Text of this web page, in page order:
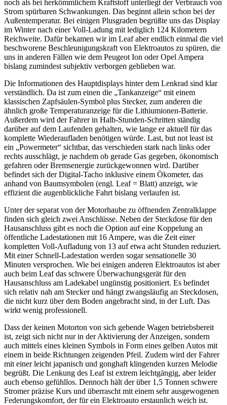
noch als bei herkömmlichem Kraftstoff unterliegt der Verbrauch von
Strom spürbaren Schwankungen. Das beginnt allein schon bei der
Außentemperatur. Bei einigen Plusgraden begrüßte uns das Display
im Winter nach einer Voll-Ladung mit lediglich 124 Kilometern
Reichweite. Dafür bekamen wir im Leaf aber endlich einmal die viel
beschworene Beschleunigungskraft von Elektroautos zu spüren, die
uns in anderen Fällen wie dem Peugeot Ion oder Opel Ampera
bislang zumindest subjektiv verborgen geblieben war.
Die Informationen des Hauptdisplays hinter dem Lenkrad sind klar
verständlich. Da ist zum einen die „Tankanzeige“ mit einem
klassischen Zapfsäulen-Symbol plus Stecker, zum anderen die
ähnlich große Temperaturanzeige für die Lithiumionen-Batterie.
Außerdem wird der Fahrer in Halb-Stunden-Schritten ständig
darüber auf dem Laufenden gehalten, wie lange er aktuell für das
komplette Wiederaufladen benötigen würde. Last, but not least ist
ein „Powermeter“ sichtbar, das verschieden stark nach links oder
rechts ausschlägt, je nachdem ob gerade Gas gegeben, ökonomisch
gefahren oder Bremsenergie zurückgewonnen wird. Darüber
befindet sich der Digital-Tacho inklusive einem Ökometer, das
anhand von Baumsymbolen (engl. Leaf = Blatt) anzeigt, wie
effizient die augenblickliche Fahrt bislang verlaufen ist.
Unter der separat von der Motorhaube zu öffnenden Zentralklappe
finden sich gleich zwei Anschlüsse. Neben der Steckdose für den
Hausanschluss gibt es noch die Option auf eine Koppelung an
öffentliche Ladestationen mit 16 Ampere, was die Zeit einer
kompletten Voll-Aufladung von 13 auf etwa acht Stunden reduziert.
Mit einer Schnell-Ladestation werden sogar sensationelle 30
Minuten versprochen. Wie bei einigen anderen Elektroautos ist aber
auch beim Leaf das schwere Überwachungsgerät für den
Hausanschluss am Ladekabel ungünstig positioniert. Es befindet
sich relativ nah am Stecker und hängt zwangsläufig an Steckdosen,
die nicht kurz über dem Boden angebracht sind, in der Luft. Das
wirkt wenig professionell.
Dass der keinen Motorton von sich gebende Wagen betriebsbereit
ist, zeigt sich nicht nur in der Aktivierung der Anzeigen, sondern
auch mittels eines kleinen Symbols in Form eines gelben Autos mit
einem in beide Richtungen zeigenden Pfeil. Zudem wird der Fahrer
mit einer leicht japanisch und gonghaft klingenden kurzen Melodie
begrüßt. Die Lenkung des Leaf ist extrem leichtgängig, aber leider
auch ebenso gefühllos. Dennoch hält der über 1,5 Tonnen schwere
Stromer präzise Kurs und überrascht mit einem sehr ausgewogenen
Federungskomfort, der für ein Elektroauto erstaunlich weich ist.